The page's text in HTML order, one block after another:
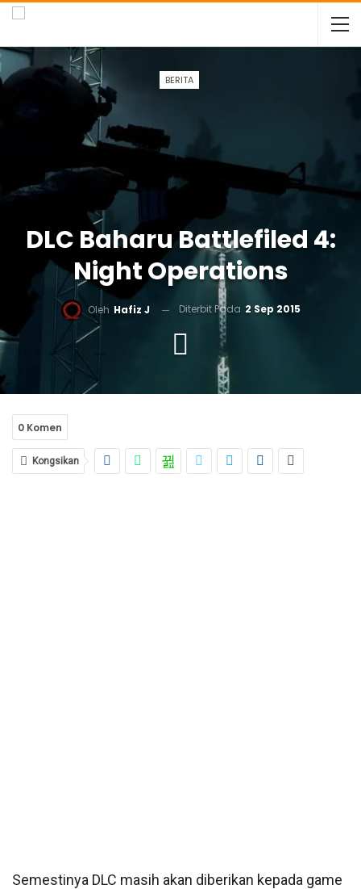
BERITA
DLC Baharu Battlefiled 4:
Night Operations
Oleh Hafiz J Diterbit Pada 2 Sep 2015
0 Komen
Kongsikan
Semestinya DLC masih akan diberikan kepada game